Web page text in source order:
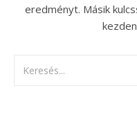
eredményt. Másik